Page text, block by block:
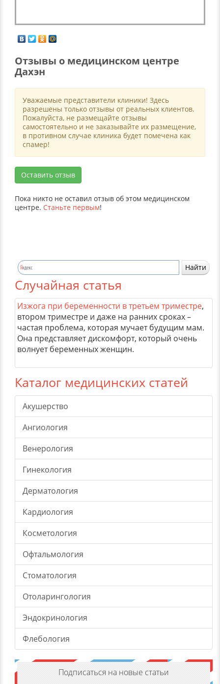
Отзывы о медицинском центре
Дахэн
Уважаемые представители клиники! Здесь
разрешены только отзывы от реальных клиентов.
Пожалуйста, не размещайте отзывы
самостоятельно и не заказывайте их размещение,
в противном случае клиника будет помечена как
спамер!
Оставить отзыв
Пока никто не оставил отзыв об этом медицинском
центре. Станьте первым!
Случайная статья
Изжога при беременности в третьем триместре,
втором триместре и даже на ранних сроках –
частая проблема, которая мучает будущим мам.
Она представляет дискомфорт, который очень
волнует беременных женщин.
Каталог медицинских статей
Акушерство
Ангиология
Венерология
Гинекология
Дерматология
Кардиология
Косметология
Офтальмология
Стоматология
Отоларингология
Эндокринология
Флебология
Подписаться на новые статьи